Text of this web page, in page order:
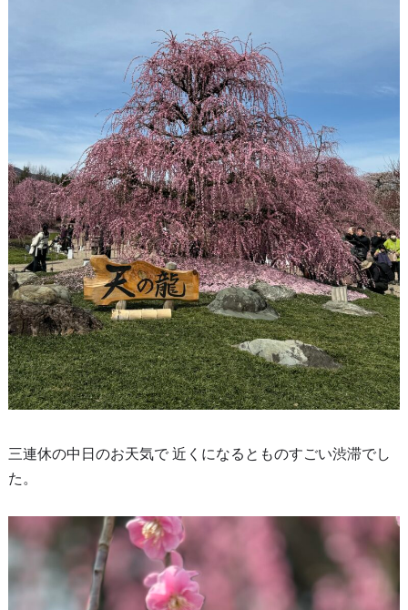
三連休の中日のお天気で 近くになるとものすごい渋滞でし
た。